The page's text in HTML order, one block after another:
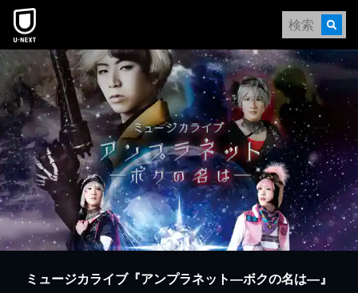
本文へスキップ
ミュージカライブ『アンプラネット―ボクの名は―』